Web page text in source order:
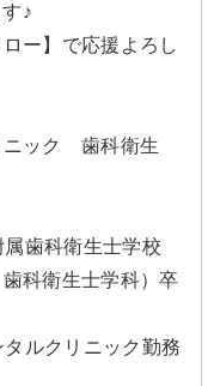
♪
ー】で応援よろし
ニック 歯科衛生
属歯科衛生士学校
科衛生士学科）卒
ルクリニック勤務